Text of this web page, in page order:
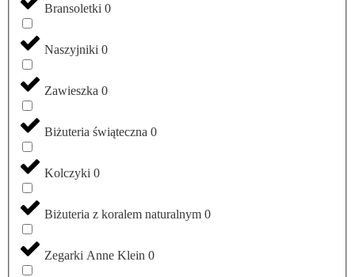
Bransoletki 0
Naszyjniki 0
Zawieszka 0
Biżuteria świąteczna 0
Kolczyki 0
Biżuteria z koralem naturalnym 0
Zegarki Anne Klein 0